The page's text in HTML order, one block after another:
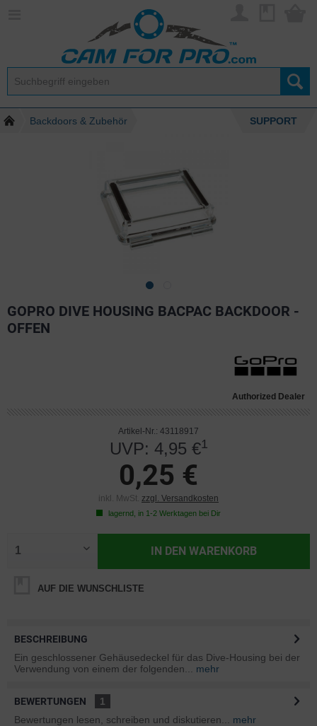
Backdoors & Zubehör SUPPORT
GOPRO DIVE HOUSING BACPAC BACKDOOR -
OFFEN
Authorized Dealer
Artikel-Nr.: 43118917
UVP: 4,95 €1
0,25 €
inkl. MwSt. zzgl. Versandkosten
lagernd, in 1-2 Werktagen bei Dir
IN DEN WARENKORB
AUF DIE WUNSCHLISTE
BESCHREIBUNG
Ein geschlossener Gehäusedeckel für das Dive-Housing bei der
Verwendung von einem der folgenden...
mehr
BEWERTUNGEN
1
Bewertungen lesen, schreiben und diskutieren...
mehr